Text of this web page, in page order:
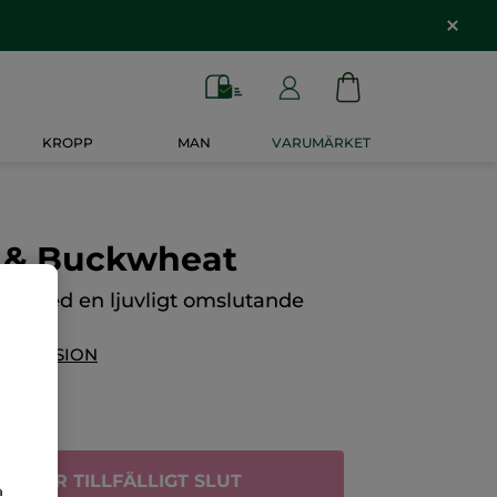
KROPP MAN VARUMÄRKET
Buckwheat
med en ljuvligt omslutande
ÄR TILLFÄLLIGT SLUT